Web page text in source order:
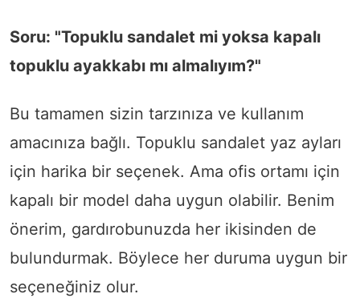
Soru: "Topuklu sandalet mi yoksa kapalı
topuklu ayakkabı mı almalıyım?"
Bu tamamen sizin tarzınıza ve kullanım
amacınıza bağlı. Topuklu sandalet yaz ayları
için harika bir seçenek. Ama ofis ortamı için
kapalı bir model daha uygun olabilir. Benim
önerim, gardırobunuzda her ikisinden de
bulundurmak. Böylece her duruma uygun bir
seçeneğiniz olur.